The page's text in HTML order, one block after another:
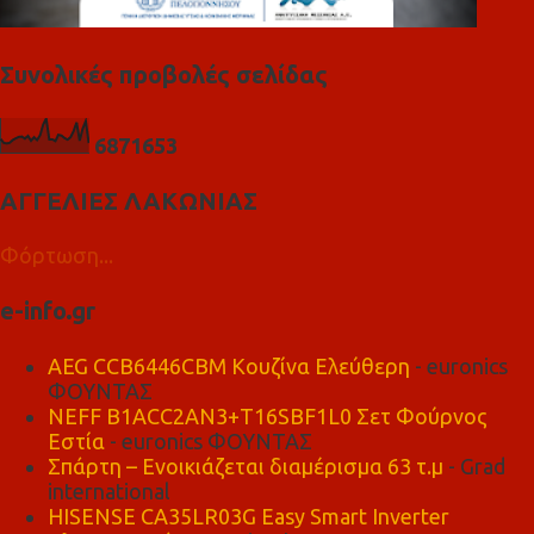
Συνολικές προβολές σελίδας
6871653
ΑΓΓΕΛΙΕΣ ΛΑΚΩΝΙΑΣ
Φόρτωση...
e-info.gr
AEG CCB6446CBM Κουζίνα Ελεύθερη - euronics
ΦΟΥΝΤΑΣ
NEFF B1ACC2AN3+T16SBF1L0 Σετ Φούρνος
Εστία - euronics ΦΟΥΝΤΑΣ
Σπάρτη – Ενοικιάζεται διαμέρισμα 63 τ.μ - Grad
international
HISENSE CA35LR03G Easy Smart Inverter